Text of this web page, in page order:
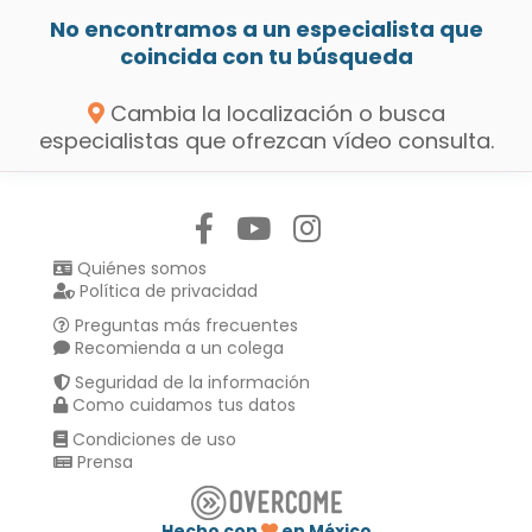
No encontramos a un especialista que
coincida con tu búsqueda
Cambia la localización o busca
especialistas que ofrezcan vídeo consulta.
Quiénes somos
Política de privacidad
Preguntas más frecuentes
Recomienda a un colega
Seguridad de la información
Como cuidamos tus datos
Condiciones de uso
Prensa